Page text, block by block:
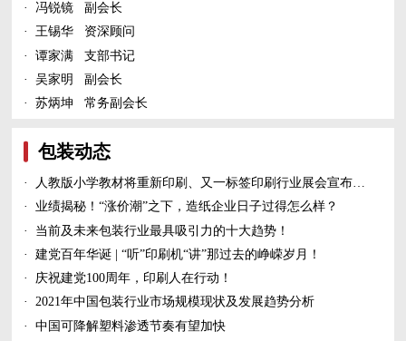
·
冯锐镜 副会长
·
王锡华 资深顾问
·
谭家满 支部书记
·
吴家明 副会长
·
苏炳坤 常务副会长
包装动态
·
人教版小学教材将重新印刷、又一标签印刷行业展会宣布延期、5家造纸及包装印刷富豪上榜新财富500富人榜......
·
业绩揭秘！“涨价潮”之下，造纸企业日子过得怎么样？
·
当前及未来包装行业最具吸引力的十大趋势！
·
建党百年华诞 | “听”印刷机“讲”那过去的峥嵘岁月！
·
庆祝建党100周年，印刷人在行动！
·
2021年中国包装行业市场规模现状及发展趋势分析
·
中国可降解塑料渗透节奏有望加快